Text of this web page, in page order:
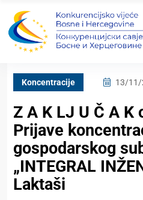
Koncentracije 13/11/
Z A K LJ U Č A K
Prijave
gospodarskog
„INTEGRAL
Laktaši